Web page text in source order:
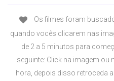
Os filmes foram
quando vocês clicarem nas
de 2 a 5 minutos para
seguinte: Click na imagem ou
hora, depois disso retroceda